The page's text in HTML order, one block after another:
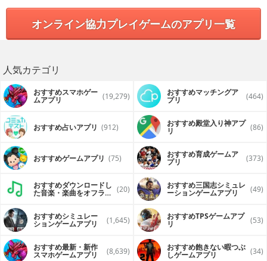
オンライン協力プレイゲームのアプリ一覧
人気カテゴリ
おすすめスマホゲー
ムアプリ (19,279) おすすめマッチングア
プリ (464)
おすすめ占いアプリ (912) おすすめ殿堂入り神アプ
リ (86)
おすすめゲームアプリ (75) おすすめ育成ゲームア
プリ (373)
おすすめダウンロードし
た音楽・楽曲をオフライ (20) おすすめ三国志シミュレ
ーションゲームアプリ (49)
おすすめシミュレー
ションゲームアプリ (1,645) おすすめTPSゲームアプ
リ (53)
おすすめ最新・新作
スマホゲームアプリ (8,639) おすすめ飽きない暇つぶ
しゲームアプリ (34)